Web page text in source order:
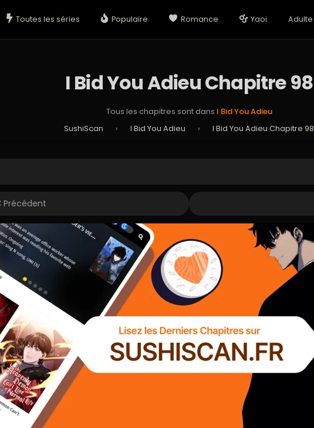
Toutes les séries Populaire Romance Yaoi Adulte
I Bid You Adieu Chapitre 98
Tous les chapitres sont dans I Bid You Adieu
SushiScan
› I Bid You Adieu › I Bid You Adieu Chapitre 98
Précédent